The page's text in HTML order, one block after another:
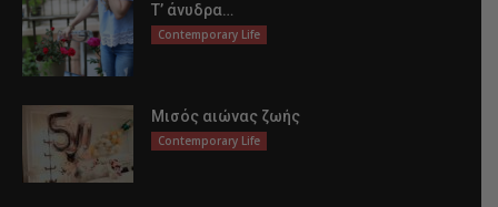
Τ’ άνυδρα…
Contemporary Life
Μισός αιώνας ζωής
Contemporary Life